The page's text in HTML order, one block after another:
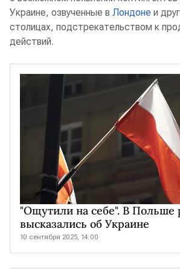
Украине, озвученные в Лондоне и
столицах, подстрекательством к
действий.
"Ощутили на себе". В Польше
высказались об Украине
10 сентября 2025, 14:00